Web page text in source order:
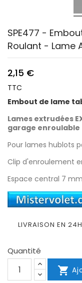
SPE477 -
Roulant - Lame
2,15 €
TTC
Embout de lame
Lames extrudées
garage enroulable
Pour lames hublots
Clip d'enroulement
Espace central 7 mm
LIVRAISON EN
Quantité
